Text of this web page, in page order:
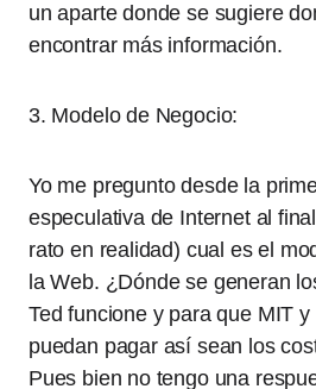
un aparte donde se sugiere
encontrar más información.
3. Modelo de Negocio:
Yo me pregunto desde la
especulativa de Internet al
rato en realidad) cual es el
la Web. ¿Dónde se generan
Ted funcione y para que MIT y
puedan pagar así sean los
Pues bien no tengo una